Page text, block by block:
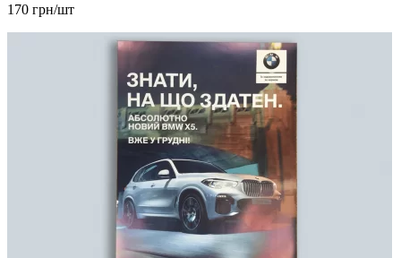
170 грн/шт